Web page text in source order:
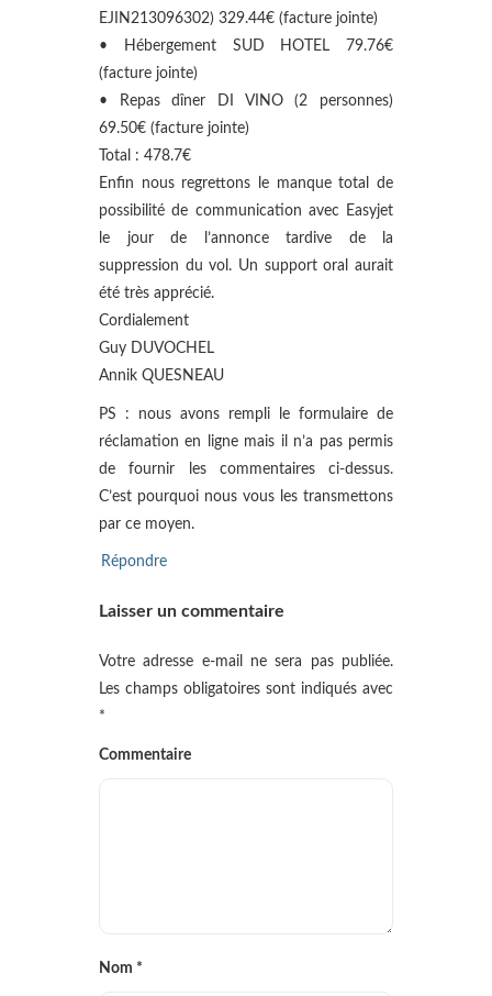
EJIN213096302) 329.44€ (facture jointe)
• Hébergement SUD HOTEL 79.76€
(facture jointe)
• Repas dîner DI VINO (2 personnes)
69.50€ (facture jointe)
Total : 478.7€
Enfin nous regrettons le manque total de
possibilité de communication avec Easyjet
le jour de l’annonce tardive de la
suppression du vol. Un support oral aurait
été très apprécié.
Cordialement
Guy DUVOCHEL
Annik QUESNEAU
PS : nous avons rempli le formulaire de
réclamation en ligne mais il n’a pas permis
de fournir les commentaires ci-dessus.
C’est pourquoi nous vous les transmettons
par ce moyen.
Répondre
Laisser un commentaire
Votre adresse e-mail ne sera pas publiée.
Les champs obligatoires sont indiqués avec
*
Commentaire
Nom *